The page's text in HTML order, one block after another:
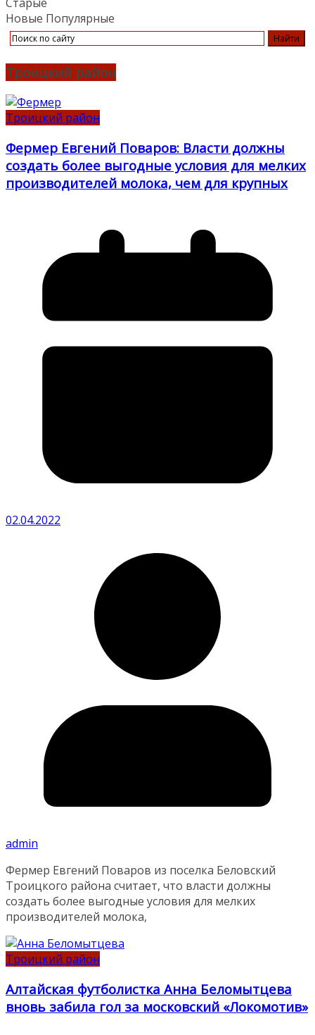
Новые Популярные
Троицкий район
Троицкий район
Фермер Евгений Поваров: Власти должны
создать более выгодные условия для мелких
производителей молока, чем для крупных
02.04.2022
admin
Фермер Евгений Поваров из поселка Беловский
Троицкого района считает, что власти должны
создать более выгодные условия для мелких
производителей молока,
Троицкий район
Алтайская футболистка Анна Беломытцева
вновь забила гол за московский «Локомотив»